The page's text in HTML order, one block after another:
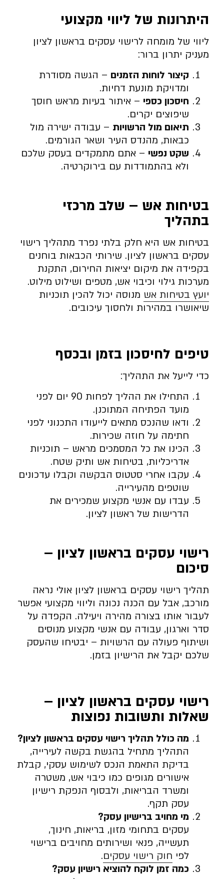
היתרונות של ליווי מקצועי
ליווי של מומחה לרישוי עסקים בראשון לציון
מעניק יתרון ברור:
קיצור לוחות הזמנים – הגשה מסודרת
ומדויקת מונעת דחיות.
חיסכון כספי – איתור בעיות מראש חוסך
שיפוצים יקרים.
תיאום מול הרשויות – עבודה ישירה מול
כבאות, מהנדס העיר ושאר הגורמים.
שקט נפשי – אתם מתמקדים בעסק שלכם
ולא בהתמודדות עם בירוקרטיה.
בטיחות אש – שלב מרכזי
בתהליך
בטיחות אש היא חלק בלתי נפרד מתהליך רישוי
עסקים בראשון לציון. שירותי הכבאות בוחנים
בקפידה את מיקום יציאות החירום, התקנת
מערכות גילוי וכיבוי אש, מטפים ושילוט מילוט.
יועץ בטיחות אש מנוסה יכול להכין תוכניות
שיאושרו במהירות ולחסוך עיכובים.
טיפים לחיסכון בזמן ובכסף
כדי לייעל את התהליך:
התחילו את ההליך לפחות 90 יום לפני
מועד הפתיחה המתוכנן.
ודאו שהנכס מתאים לייעודו התכנוני לפני
חתימה על חוזה שכירות.
הכינו את כל המסמכים מראש – תוכניות
אדריכליות, בטיחות אש ותיק שטח.
עקבו אחרי סטטוס הבקשה וקבלו עדכונים
שוטפים מהעירייה.
עבדו עם אנשי מקצוע שמכירים את
הדרישות של ראשון לציון.
רישוי עסקים בראשון לציון –
סיכום
תהליך רישוי עסקים בראשון לציון אולי נראה
מורכב, אבל עם הכנה נכונה וליווי מקצועי אפשר
לעבור אותו בצורה מהירה ויעילה. הקפדה על
סדר וארגון, עבודה עם אנשי מקצוע מנוסים
ושיתוף פעולה עם הרשויות – יבטיחו שהעסק
שלכם יקבל את הרישיון בזמן.
רישוי עסקים בראשון לציון –
שאלות ותשובות נפוצות
מה כולל תהליך רישוי עסקים בראשון לציון?
התהליך מתחיל בהגשת בקשה לעירייה,
בדיקת התאמת הנכס לשימוש עסקי, קבלת
אישורים מגופים כמו כיבוי אש, משטרה
ומשרד הבריאות, ולבסוף הנפקת רישיון
עסק תקף.
מי מחויב ברישיון עסק?
עסקים בתחומי מזון, בריאות, חינוך,
תעשייה, פנאי ושירותים מחויבים ברישוי
לפי חוק רישוי עסקים.
כמה זמן לוקח להוציא רישיון עסק?